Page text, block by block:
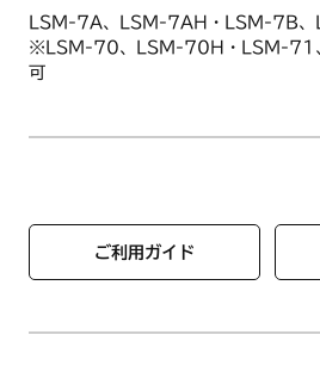
LSM-7A、LSM-7AH・LSM-7B
※LSM-70、LSM-70H・LSM-71
可
ご利用ガイド